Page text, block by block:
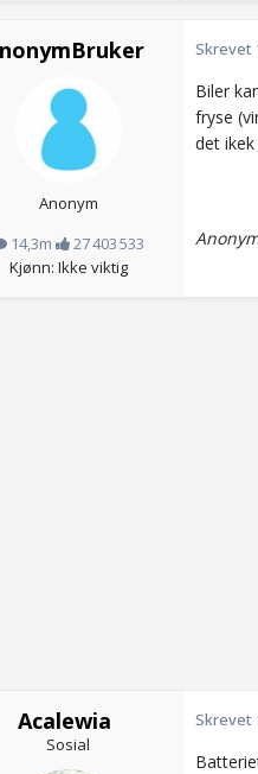
Anonym
14,3m
27 403 533
Kjønn: Ikke viktig
Skrevet
Biler
fryse
det
Acalewia
Sosial
Skrevet